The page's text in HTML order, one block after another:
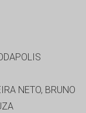
NETO, BRUNO